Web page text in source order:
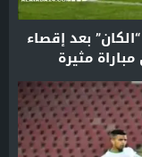
بعد إقصاء
مثيرة